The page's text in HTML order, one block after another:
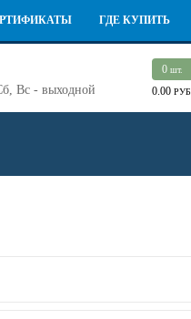
ГДЕ КУПИТЬ
Вс - выходной
0шт.
0.00 РУБ.